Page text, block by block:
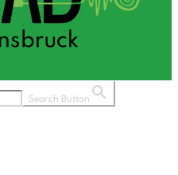
Search Button